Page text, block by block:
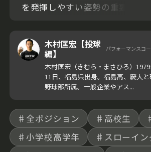
を発揮しやすい姿勢の重要性を
をしている。
今回の動画では木村氏が、スロ
キル向上メソッドを紹介。力を
るために重要な前腕部の“パワ
ン”の確認方法について説明す
木村匡宏【投球
編】
木村匡宏（きむら・まさひろ）1979
11日、福島県出身。福島高、慶大
野球部所属。一般企業やアス...
♯全ポジション ♯高校生
♯小学校高学年
♯スローイン